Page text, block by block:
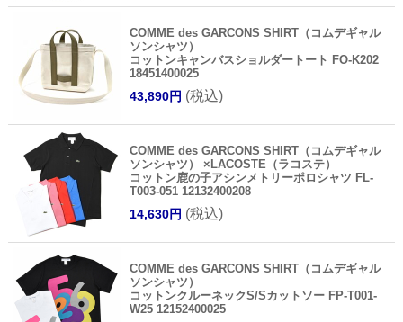
COMME des GARCONS SHIRT（コムデギャル
ソンシャツ）
コットンキャンバスショルダートート FO-K202
18451400025
43,890円 (税込)
COMME des GARCONS SHIRT（コムデギャル
ソンシャツ） ×LACOSTE（ラコステ）
コットン鹿の子アシンメトリーポロシャツ FL-
T003-051 12132400208
14,630円 (税込)
COMME des GARCONS SHIRT（コムデギャル
ソンシャツ）
コットンクルーネックS/Sカットソー FP-T001-
W25 12152400025